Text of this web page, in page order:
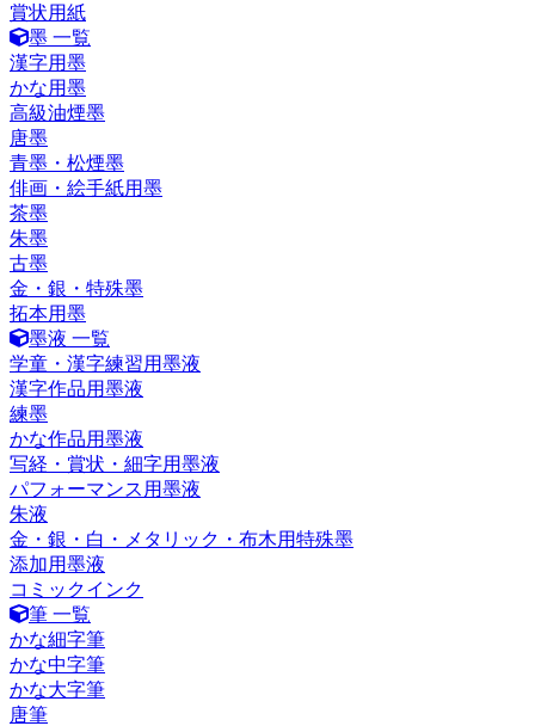
賞状用紙
墨 一覧
漢字用墨
かな用墨
高級油煙墨
唐墨
青墨・松煙墨
俳画・絵手紙用墨
茶墨
朱墨
古墨
金・銀・特殊墨
拓本用墨
墨液 一覧
学童・漢字練習用墨液
漢字作品用墨液
練墨
かな作品用墨液
写経・賞状・細字用墨液
パフォーマンス用墨液
朱液
金・銀・白・メタリック・布木用特殊墨
添加用墨液
コミックインク
筆 一覧
かな細字筆
かな中字筆
かな大字筆
唐筆